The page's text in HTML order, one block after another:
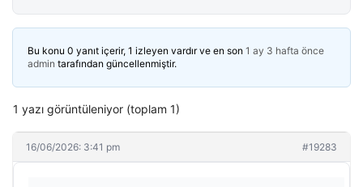
Bu konu 0 yanıt içerir, 1 izleyen vardır ve en son 1 ay 3 hafta önce
admin tarafından güncellenmiştir.
1 yazı görüntüleniyor (toplam 1)
16/06/2026: 3:41 pm #19283